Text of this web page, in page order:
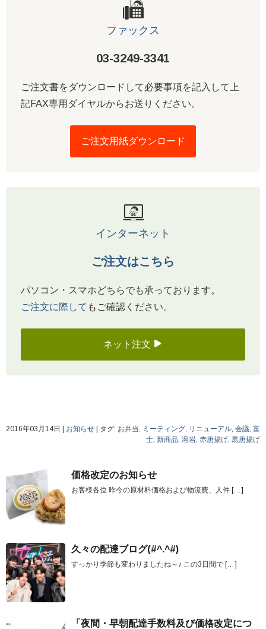
ファックス
03-3249-3341
ご注文書をダウンロードして必要事項を記入して上
記FAX専用ダイヤルからお送りください。
ご注文用紙ダウンロード
インターネット
ご注文はこちら
パソコン・スマホどちらでも承っております。
ご注文に際して もご確認ください。
ネット注文
2016年03月14日 | お知らせ | タグ: お弁当 ミーティング リニューアル 会議 富
士 新商品 溶岩 赤唐揚げ 黒唐揚げ
価格改定のお知らせ
お客様各位 昨今の原材料価格および物流費、人件 […]
久々の配達ブログ(#^.^#)
すっかり季節も変わりましたね～♪ この3日間で […]
「夜間・早朝配達手数料及び価格改定につ